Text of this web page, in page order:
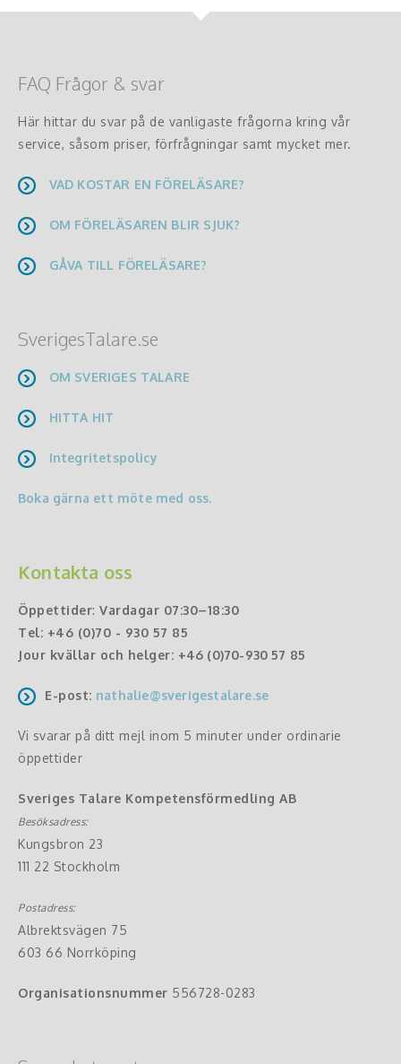
FAQ Frågor & svar
Här hittar du svar på de vanligaste frågorna kring vår
service, såsom priser, förfrågningar samt mycket mer.
VAD KOSTAR EN FÖRELÄSARE?
OM FÖRELÄSAREN BLIR SJUK?
GÅVA TILL FÖRELÄSARE?
SverigesTalare.se
OM SVERIGES TALARE
HITTA HIT
Integritetspolicy
Boka gärna ett möte med oss.
Kontakta oss
Öppettider: Vardagar 07:30–18:30
Tel: +46 (0)70 - 930 57 85
Jour kvällar och helger: +46 (0)70-930 57 85
E-post: nathalie@sverigestalare.se
Vi svarar på ditt mejl inom 5 minuter under ordinarie
öppettider
Sveriges Talare Kompetensförmedling AB
Besöksadress:
Kungsbron 23
111 22 Stockholm
Postadress:
Albrektsvägen 75
603 66 Norrköping
Organisationsnummer 556728-0283